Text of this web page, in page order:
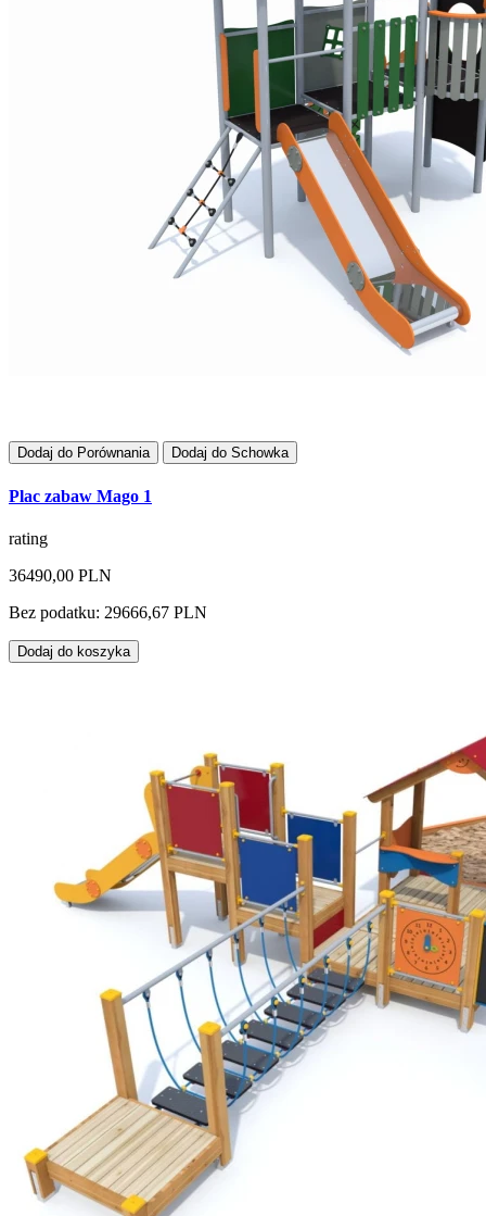
Dodaj do Porównania Dodaj do Schowka
Plac zabaw Mago 1
rating
36490,00 PLN
Bez podatku: 29666,67 PLN
Dodaj do koszyka